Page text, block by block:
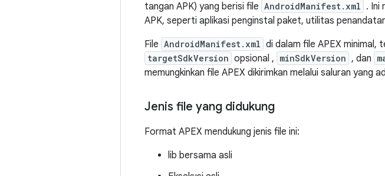
tangan APK) yang berisi file AndroidManifest.xml . Ini
APK, seperti aplikasi penginstal paket, utilitas
File AndroidManifest.xml di dalam file APEX minimal,
targetSdkVersion opsional , minSdkVersion , dan
memungkinkan file APEX dikirimkan melalui saluran yang
Jenis file yang didukung
Format APEX mendukung jenis file ini:
lib bersama asli